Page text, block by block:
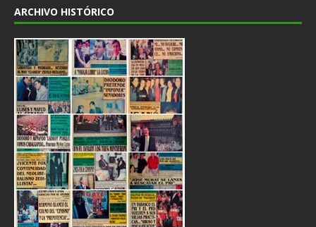
ARCHIVO HISTÓRICO